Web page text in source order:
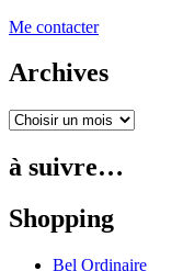
Me contacter
Archives
à suivre…
Shopping
Bel Ordinaire